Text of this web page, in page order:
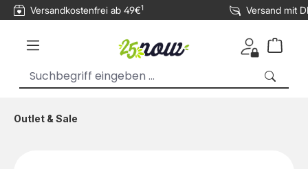
springen
Versandkostenfrei ab 49€1 Versand mit
Outlet & Sale